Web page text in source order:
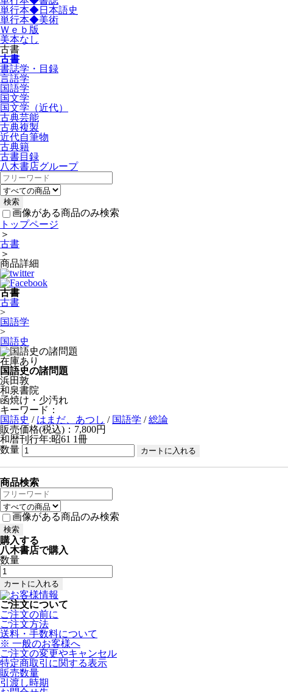
単行本◆日本語史
単行本◆美術
Ｗｅｂ版
美本なし
古書
古書
書誌学・目録
言語学
国語学
国文学
国文学（近代）
古典芸能
古典複製
近代自筆物
古典籍
古書目録
八木書店グループ
画像がある商品のみ検索
トップページ
＞
古書
＞
商品詳細
古書
古書
>
国語学
>
国語史
在庫あり
国語史の諸問題
浜田敦
和泉書院
函焼け・少汚れ
キーワード：
国語史 / はまだ、あつし / 国語学 /総論
販売価格(税込)：7,800円
和暦刊行年:昭61 1冊
数量
商品検索
画像がある商品のみ検索
購入する
八木書店で購入
数量
ご注文について
ご注文の前に
ご注文方法
送料・手数料について
※ 一般のお客様へ
ご注文の変更やキャンセル
特定商取引に関する表示
販売数量
引渡し時期